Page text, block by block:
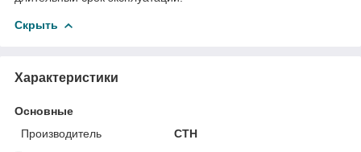
Скрыть
Характеристики
Основные
Производитель
СТН